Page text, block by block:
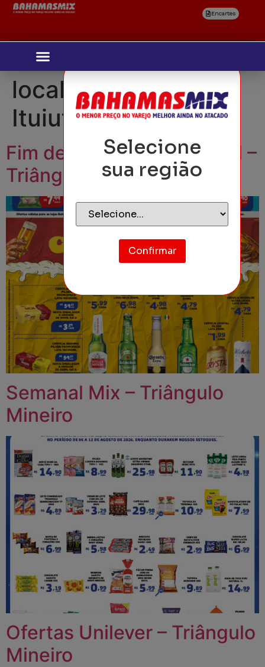
Selecione
sua região
Confirmar
Encartes
localidades:
Ituiutaba
Fim de Semana Imperdível –
Triângulo Mineiro
Semanal Mix – Triângulo
Mineiro
Ofertas Unilever – Triângulo
Mineiro